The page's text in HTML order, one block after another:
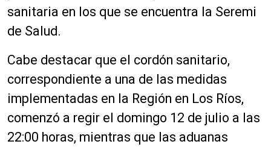
sanitaria en los que se encuentra la Seremi
de Salud.
Cabe destacar que el cordón sanitario,
correspondiente a una de las medidas
implementadas en la Región en Los Ríos,
comenzó a regir el domingo 12 de julio a las
22:00 horas, mientras que las aduanas